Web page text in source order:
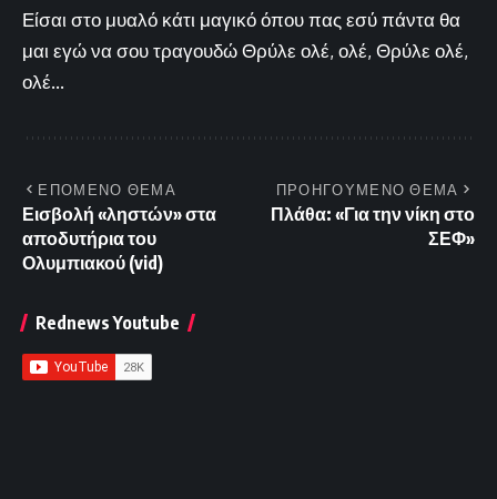
Είσαι στο μυαλό κάτι μαγικό όπου πας εσύ πάντα θα
μαι εγώ να σου τραγουδώ Θρύλε ολέ, ολέ, Θρύλε ολέ,
ολέ...
ΕΠΟΜΕΝΟ ΘΕΜΑ
Εισβολή «ληστών» στα
αποδυτήρια του
Ολυμπιακού (vid)
ΠΡΟΗΓΟΥΜΕΝΟ ΘΕΜΑ
Πλάθα: «Για την νίκη στο
ΣΕΦ»
Rednews Youtube